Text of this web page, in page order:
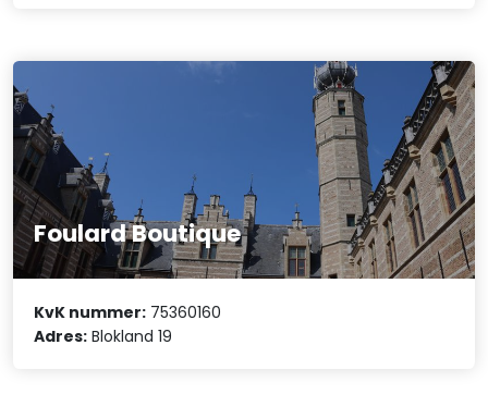
Foulard Boutique
KvK nummer: 75360160
Adres: Blokland 19